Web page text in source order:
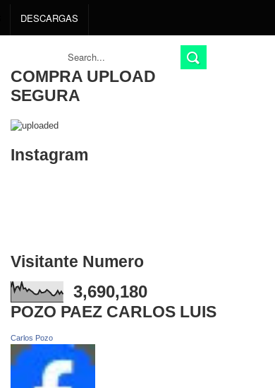
DESCARGAS
COMPRA UPLOAD
SEGURA
Instagram
Visitante Numero
3,690,180
POZO PAEZ CARLOS LUIS
Carlos Pozo